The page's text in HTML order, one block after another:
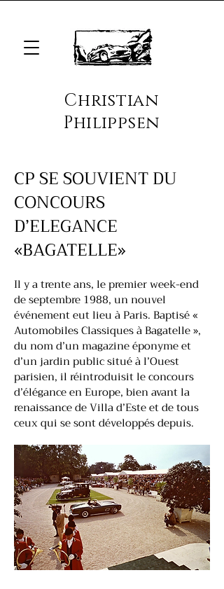
Christian
Philippsen
CP SE SOUVIENT DU
CONCOURS
D’ELEGANCE
«BAGATELLE»
Il y a trente ans, le premier week-end
de septembre 1988, un nouvel
événement eut lieu à Paris. Baptisé «
Automobiles Classiques à Bagatelle »,
du nom d’un magazine éponyme et
d’un jardin public situé à l’Ouest
parisien, il réintroduisit le concours
d’élégance en Europe, bien avant la
renaissance de Villa d’Este et de tous
ceux qui se sont développés depuis.